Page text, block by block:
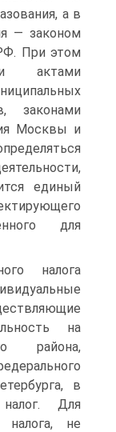
а в
— законом
При этом
актами
законами
Москвы и
единый
для
налога
на
района,
в
Для
налога, не